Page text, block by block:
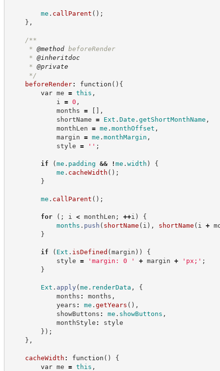
me . callParent ( ) ;
} ,
/**
* @method beforeRender
* @inheritdoc
* @private
*/
beforeRender: function ( ) {
var me = this ,
i = 0 ,
months = [ ] ,
shortName = Ext . Date . getShortMonthName ,
monthLen = me . monthOffset ,
margin = me . monthMargin ,
style = ' ' ;
if (me . padding && ! me . width )
{
me . cacheWidth ( ) ;
}
me . callParent ( ) ;
for ( ; i < monthLen ; ++i )
{
months . push ( shortName ( i ) , shortName ( i +
}
if ( Ext . isDefined (margin ) )
{
style = ' margin: 0 ' + margin + ' px; ' ;
}
Ext . apply (me . renderData ,
{
months : months ,
years : me . getYears ( ) ,
showButtons : me . showButtons ,
monthStyle :
style
} ) ;
} ,
cacheWidth : function ( )
{
var me = this ,